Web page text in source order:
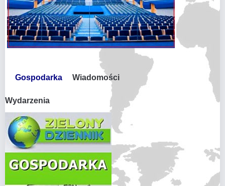
Gospodarka Wiadomości
Wydarzenia